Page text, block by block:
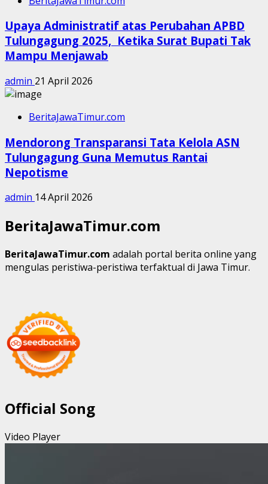
Upaya Administratif atas Perubahan APBD
Tulungagung 2025, Ketika Surat Bupati Tak
Mampu Menjawab
admin 21 April 2026
BeritaJawaTimur.com
Mendorong Transparansi Tata Kelola ASN
Tulungagung Guna Memutus Rantai
Nepotisme
admin 14 April 2026
BeritaJawaTimur.com
BeritaJawaTimur.com adalah portal berita online yang
mengulas peristiwa-peristiwa terfaktual di Jawa Timur.
Official Song
Video Player